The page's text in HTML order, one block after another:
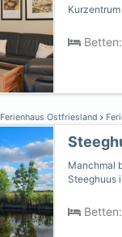
Betten:
Ferienhaus Ostfriesland
Manchmal
Steeghuus
Betten: